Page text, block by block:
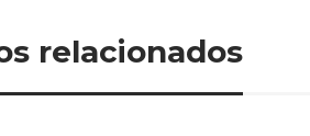
relacionados